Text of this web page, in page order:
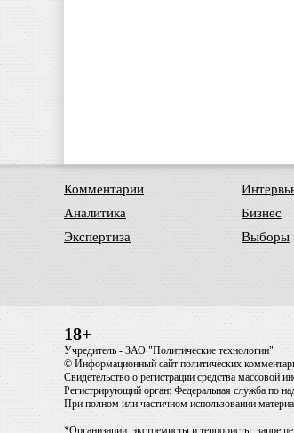
Комментарии
Аналитика
Экспертиза
Бизнес
Выборы
18+
Учредитель - ЗАО "Политические технологии"
© Информационный сайт политических
Свидетельство о регистрации средства
Регистрирующий орган: Федеральная служба по
При полном или частичном использовании
*Организации, экстремисты и террористы,